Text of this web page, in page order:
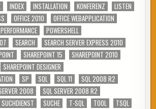
INDEX INSTALLATION KONFERENZ
LISTEN
OFFICE 2010
OFFICE WEBAPPLICATION
PERFORMANCE
POWERSHELL
SEARCH
SEARCH SERVER EXPRESS 2010
SHAREPOINT 15
SHAREPOINT 2010
SHAREPOINT DESIGNER
SP SQL SQL 11
SQL 2008 R2
2008
SQL SERVER 2008 R2
SUCHDIENST SUCHE T-SQL TOOL
TSQL